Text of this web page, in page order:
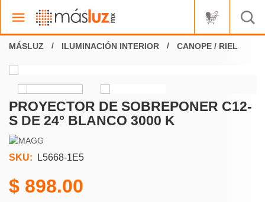
ILUMINACIÓN INTERIOR CANOPE / RIEL
PROYECTOR DE SOBREPONER C12-
S DE 24° BLANCO 3000 K
SKU: L5668-1E5
898.00